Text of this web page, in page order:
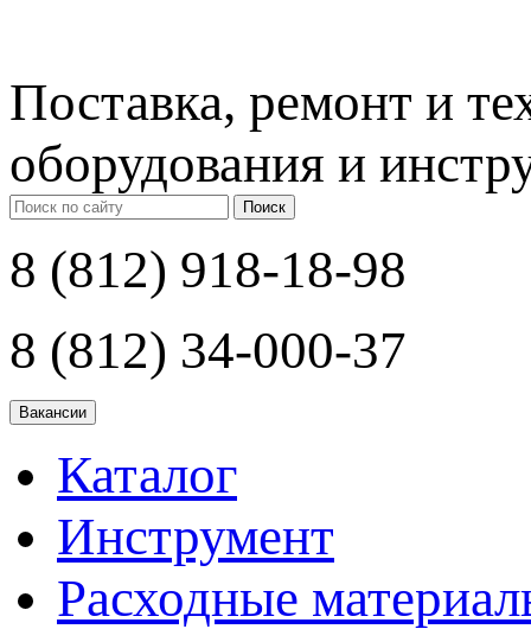
Поставка, ремонт и
оборудования и
Поиск
8 (812) 918-18-98
8 (812) 34-000-37
Каталог
Инструмент
Расходные